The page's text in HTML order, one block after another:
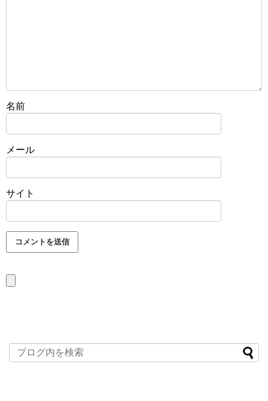
名前
メール
サイト